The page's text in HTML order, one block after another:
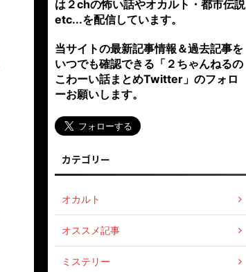
は２chの怖い話やオカルト・都市伝説
etc...を配信しています。
当サイトの最新記事情報＆過去記事を
いつでも確認できる「２ちゃんねるの
こわーい話まとめTwitter」のフォロ
ーお願いします。
カテゴリー
オカルト
オススメ記事
ミステリー